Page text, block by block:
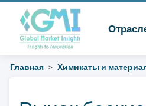
Главная Химикаты и